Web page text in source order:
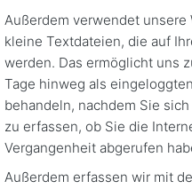
Außerdem verwendet
kleine Textdateien, die auf
werden. Das ermöglicht uns
Tage hinweg als
behandeln, nachdem Sie
zu erfassen, ob Sie die
Vergangenheit abgerufen
Außerdem erfassen wir mit